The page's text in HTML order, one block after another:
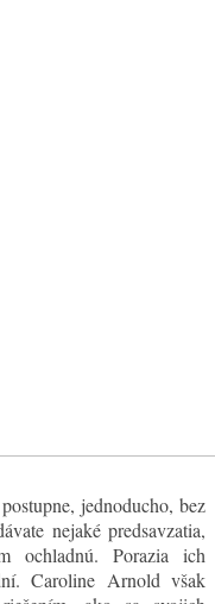
jednoducho, bez
nejaké predsavzatia,
ochladnú. Porazia ich
Caroline Arnold však